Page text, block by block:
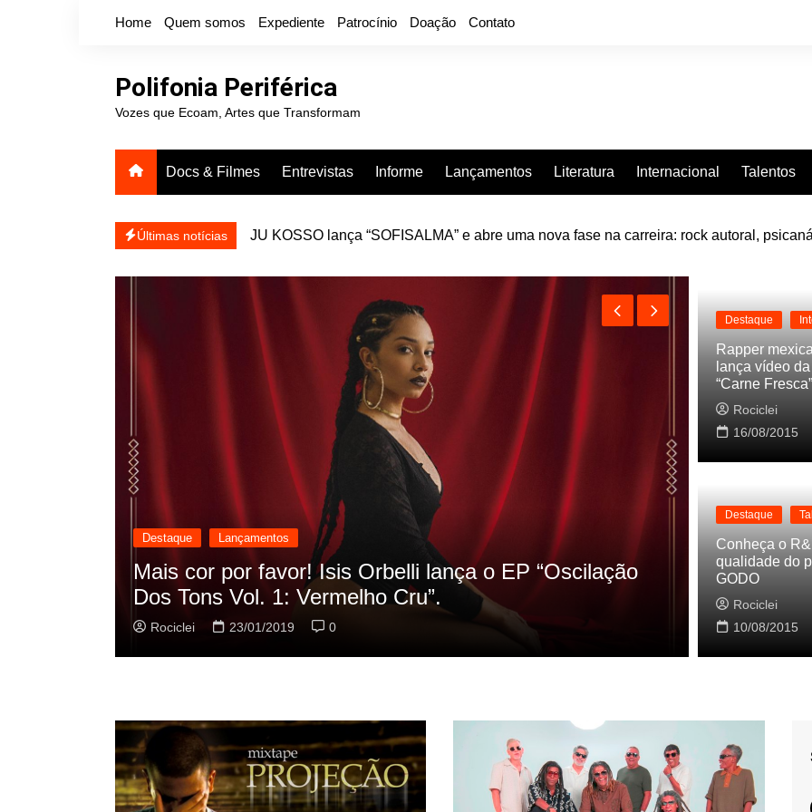
Home Quem somos Expediente Patrocínio Doação Contato
Polifonia Periférica
Vozes que Ecoam, Artes que Transformam
Docs & Filmes Entrevistas Informe Lançamentos Literatura Internacional Talentos
Últimas notícias
ea coragem de se Projota relança a mixtape “Projeção”, de 2010, nas plataformas digitais
Destaque Lançamentos
Rashid vai buscar nos HQs as referencias do clipe de
sua nova música
Rociclei 22/01/2019 0
Destaque
Cynthia
Baleiro
Rociclei
Destaque
Rapper
lança vídeo
“Carne Fresca”
Rociclei
16/08/2015
Destaque
Conheça o
qualidade do
GODO
Rociclei
10/08/2015